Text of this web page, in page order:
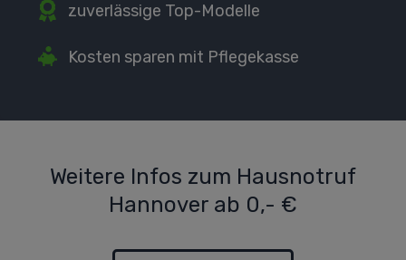
zuverlässige Top-Modelle
Kosten sparen mit Pflegekasse
Weitere Infos zum Hausnotruf
Hannover ab 0,- €